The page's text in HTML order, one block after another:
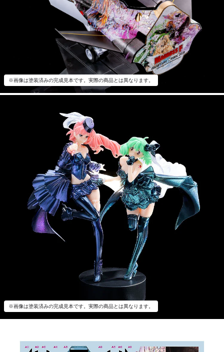
※画像は塗装済みの完成見本です。実際の商品とは異なります。
※画像は塗装済みの完成見本です。実際の商品とは異なります。